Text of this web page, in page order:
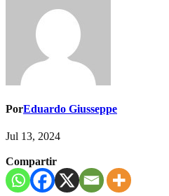
PorEduardo Giusseppe
Jul 13, 2024
Compartir